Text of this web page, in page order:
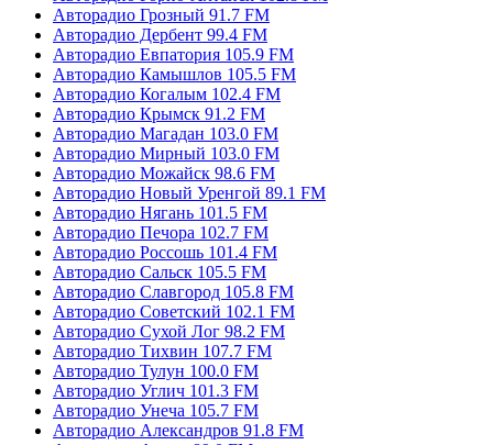
Авторадио Грозный 91.7 FM
Авторадио Дербент 99.4 FM
Авторадио Евпатория 105.9 FM
Авторадио Камышлов 105.5 FM
Авторадио Когалым 102.4 FM
Авторадио Крымск 91.2 FM
Авторадио Магадан 103.0 FM
Авторадио Мирный 103.0 FM
Авторадио Можайск 98.6 FM
Авторадио Новый Уренгой 89.1 FM
Авторадио Нягань 101.5 FM
Авторадио Печора 102.7 FM
Авторадио Россошь 101.4 FM
Авторадио Сальск 105.5 FM
Авторадио Славгород 105.8 FM
Авторадио Советский 102.1 FM
Авторадио Сухой Лог 98.2 FM
Авторадио Тихвин 107.7 FM
Авторадио Тулун 100.0 FM
Авторадио Углич 101.3 FM
Авторадио Унеча 105.7 FM
Авторадио Александров 91.8 FM